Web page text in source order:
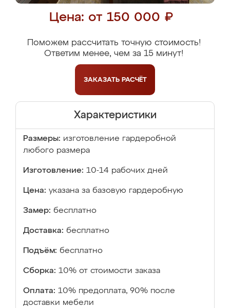
Цена: от 150 000 ₽
Поможем рассчитать точную стоимость!
Ответим менее, чем за 15 минут!
ЗАКАЗАТЬ РАСЧЁТ
Характеристики
Размеры: изготовление гардеробной
любого размера
Изготовление: 10-14 рабочих дней
Цена: указана за базовую гардеробную
Замер: бесплатно
Доставка: бесплатно
Подъём: бесплатно
Сборка: 10% от стоимости заказа
Оплата: 10% предоплата, 90% после
доставки мебели